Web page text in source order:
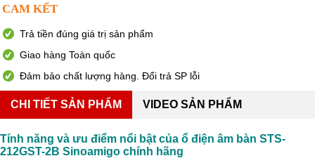
CAM KẾT
Trả tiền đúng giá trị sản phẩm
Giao hàng Toàn quốc
Đảm bảo chất lượng hàng. Đổi trả SP lỗi
CHI TIẾT SẢN PHẨM VIDEO SẢN PHẨM
Tính năng và ưu điểm nổi bật của ổ điện âm bàn STS-
212GST-2B Sinoamigo chính hãng